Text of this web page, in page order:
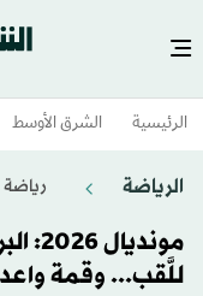
الرئيسية الشرق الأوسط​
الرياضة رياضة
للَّقب... وقمة